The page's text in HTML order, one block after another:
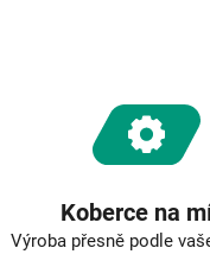
Koberce na
Výroba přesně podle